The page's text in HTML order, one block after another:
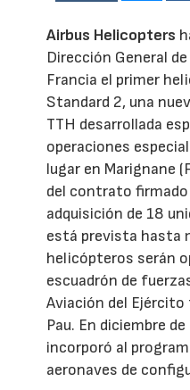
Airbus Helicopters
Dirección General
Francia el primer
Standard 2, una
TTH desarrollada
operaciones
lugar en Marignane
del contrato firmado
adquisición de 18
está prevista hasta
helicópteros serán
escuadrón de
Aviación del
Pau. En diciembre
incorporó al
aeronaves de